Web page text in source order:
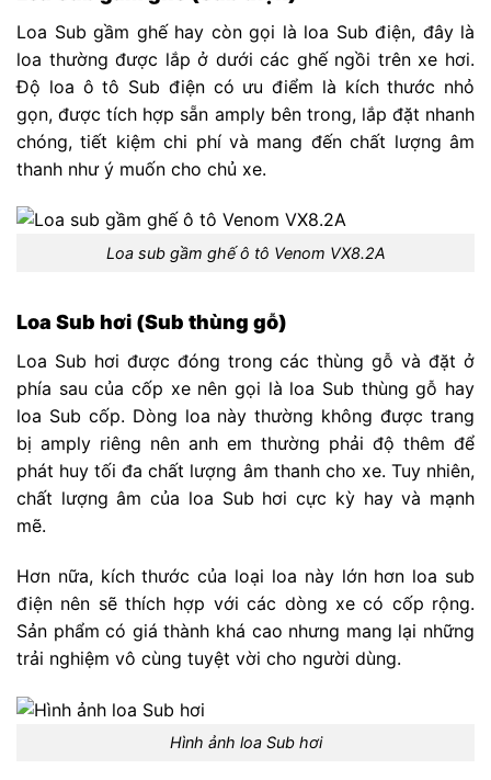
Loa Sub gầm ghế hay còn gọi là loa Sub điện, đây là
loa thường được lắp ở dưới các ghế ngồi trên xe hơi.
Độ loa ô tô Sub điện có ưu điểm là kích thước nhỏ
gọn, được tích hợp sẵn amply bên trong, lắp đặt nhanh
chóng, tiết kiệm chi phí và mang đến chất lượng âm
thanh như ý muốn cho chủ xe.
Loa sub gầm ghế ô tô Venom VX8.2A
Loa Sub hơi (Sub thùng gỗ)
Loa Sub hơi được đóng trong các thùng gỗ và đặt ở
phía sau của cốp xe nên gọi là loa Sub thùng gỗ hay
loa Sub cốp. Dòng loa này thường không được trang
bị amply riêng nên anh em thường phải độ thêm để
phát huy tối đa chất lượng âm thanh cho xe. Tuy nhiên,
chất lượng âm của loa Sub hơi cực kỳ hay và mạnh
mẽ.
Hơn nữa, kích thước của loại loa này lớn hơn loa sub
điện nên sẽ thích hợp với các dòng xe có cốp rộng.
Sản phẩm có giá thành khá cao nhưng mang lại những
trải nghiệm vô cùng tuyệt vời cho người dùng.
Hình ảnh loa Sub hơi